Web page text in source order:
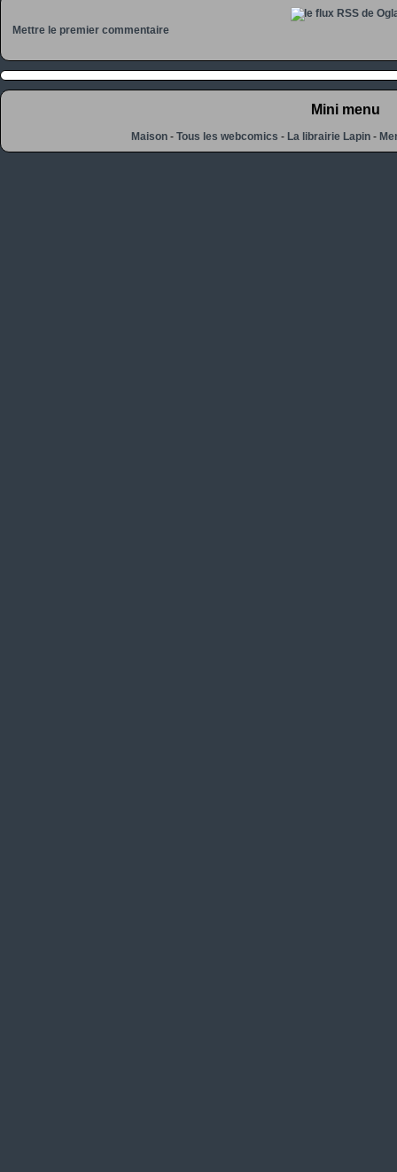
Mettre le premier commentaire
Mini menu
Maison -Tous les webcomics -La librairie Lapin -